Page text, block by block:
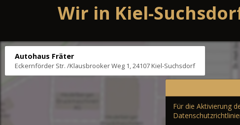
Wir in Kiel-
Autohaus Fräter
Eckernförder Str. /Klausbrooker Weg 1, 24107 Kiel-Suchsdorf
Für die Aktivierung